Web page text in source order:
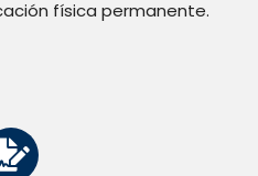
física permanente.